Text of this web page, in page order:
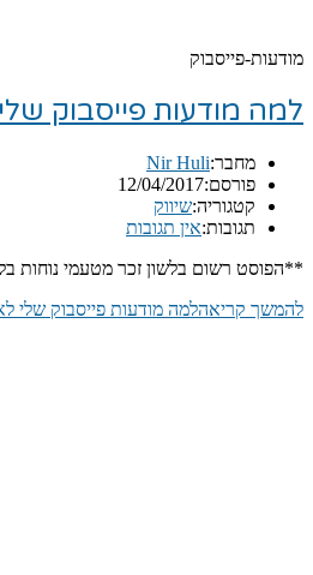
מודעות-פייסבוק
למה מודעות פייסבוק
מחבר:Nir Huli
פורסם:12/04/2017
קטגוריה:שיווק
תגובות:אין תגובות
**הפוסט רשום בלשון זכר מטעמי נוחות
להמשך קריאהלמה מודעות פייסבוק שלי